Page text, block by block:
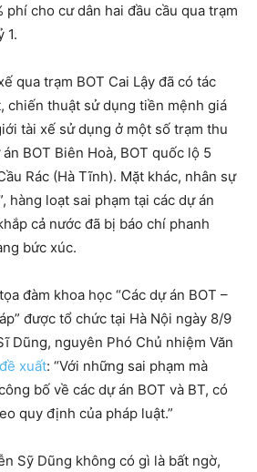
phí cho cư dân hai đầu cầu qua trạm
1.
qua trạm BOT Cai Lậy đã có tác
chiến thuật sử dụng tiền mệnh giá
tài xế sử dụng ở một số trạm thu
BOT Biên Hoà, BOT quốc lộ 5
Rác (Hà Tĩnh). Mặt khác, nhân sự
hàng loạt sai phạm tại các dự án
cả nước đã bị báo chí phanh
bức xúc.
đàm khoa học “Các dự án BOT –
được tổ chức tại Hà Nội ngày 8/9
Dũng, nguyên Phó Chủ nhiệm Văn
đề xuất: “Với những sai phạm mà
bố về các dự án BOT và BT, có
quy định của pháp luật.”
Sỹ Dũng không có gì là bất ngờ,